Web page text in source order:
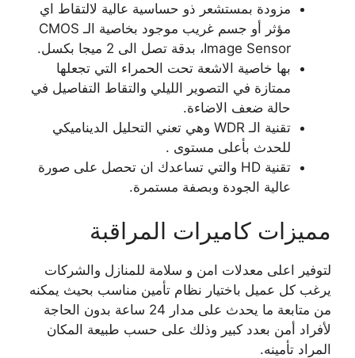
مزودة بمستشعر ذو حساسية عالية لالتقاط اي
مؤثر أو جسم غريب موجود بخاصية الـ CMOS
Image Sensor، بدقة تصل الى 2 ميجا بكسل.
بها خاصية الاشعة تحت الحمراء التي تجعلها
ممتازة في التصوير الليلي والتقاط التفاصيل في
حالة ضعف الاضاءة.
تقنية الـ WDR وهي تعني التحليل الديناميكي
للحدث بأعلى مستوى .
تقنية HD والتي تساعدك ان تحصل على صورة
عالية الجودة وبصفة مستمرة.
مميزات كاميرات المراقبة
لتوفير اعلى معدلات امن و سلامة للمنازل والشركات
يرغب كل عميل باختيار نظام تأمين مناسب بحيث يمكنه
من متابعة ما يحدث على مدار 24 ساعة بدون الحاجة
لأفراد أمن بعدد كبير وذلك على حسب طبيعة المكان
المراد تأمينه.